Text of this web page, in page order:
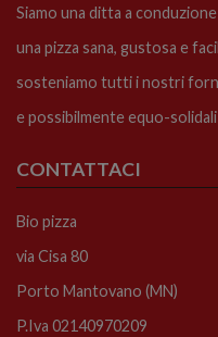
Siamo una ditta a
una pizza sana, gustosa e
sosteniamo tutti i nostri
e possibilmente equo-solidali
CONTATTACI
Bio pizza
via Cisa 80
Porto Mantovano (MN)
P.Iva 02140970209